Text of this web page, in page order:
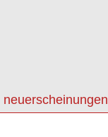
neuerscheinungen